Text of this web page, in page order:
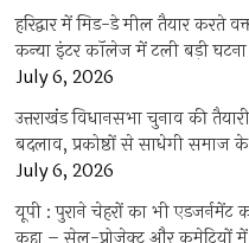
हरिद्वार में मिड-डे मील तैयार
कन्या इंटर कॉलेज में टली बड़ी घटना
July 6, 2026
उत्तराखंंड विधानसभा चुनाव की
बदलाव, प्रकोष्ठों से साधेगी समाज के
July 6, 2026
यूपी : पुराने चेहरों का भी